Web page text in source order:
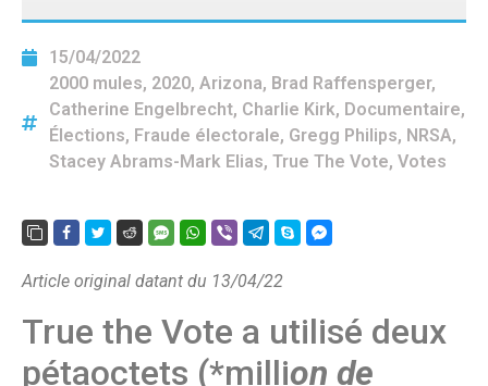
15/04/2022
2000 mules, 2020, Arizona, Brad Raffensperger,
Catherine Engelbrecht, Charlie Kirk, Documentaire,
Élections, Fraude électorale, Gregg Philips, NRSA,
Stacey Abrams-Mark Elias, True The Vote, Votes
Article original datant du 13/04/22
True the Vote a utilisé deux
pétaoctets (*million de